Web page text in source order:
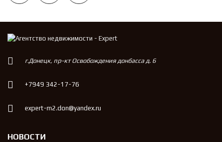
г.Донецк, пр-кт Освобождения донбасса д. 6
+7949 342-17-76
expert-m2.don@yandex.ru
НОВОСТИ